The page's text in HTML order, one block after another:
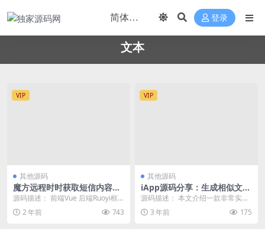
登录
文本
VIP
其他源码
魔方远程时时获取短信内容AP
P 带搭建文本
源码描述： 前端Vue 后端Ruoyi框
架 APP原生JAVA 全兼容至Andr...
2 年前 743
VIP
其他源码
iApp源码分享：生成相似文本
的数组排列算法
源码描述： 本文介绍一款非常实用
的iApp源码，通过设定公式、数组
设置等功能， ...
3 年前 175